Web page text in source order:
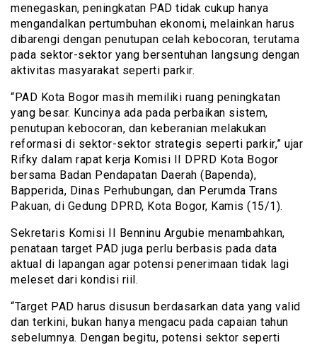
menegaskan, peningkatan PAD tidak cukup hanya
mengandalkan pertumbuhan ekonomi, melainkan harus
dibarengi dengan penutupan celah kebocoran, terutama
pada sektor-sektor yang bersentuhan langsung dengan
aktivitas masyarakat seperti parkir.
“PAD Kota Bogor masih memiliki ruang peningkatan
yang besar. Kuncinya ada pada perbaikan sistem,
penutupan kebocoran, dan keberanian melakukan
reformasi di sektor-sektor strategis seperti parkir,” ujar
Rifky dalam rapat kerja Komisi II DPRD Kota Bogor
bersama Badan Pendapatan Daerah (Bapenda),
Bapperida, Dinas Perhubungan, dan Perumda Trans
Pakuan, di Gedung DPRD, Kota Bogor, Kamis (15/1).
Sekretaris Komisi II Benninu Argubie menambahkan,
penataan target PAD juga perlu berbasis pada data
aktual di lapangan agar potensi penerimaan tidak lagi
meleset dari kondisi riil.
“Target PAD harus disusun berdasarkan data yang valid
dan terkini, bukan hanya mengacu pada capaian tahun
sebelumnya. Dengan begitu, potensi sektor seperti